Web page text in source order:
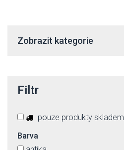
Zobrazit kategorie
Filtr
pouze produkty skladem
Barva